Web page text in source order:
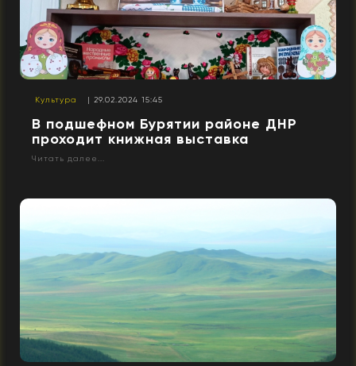
Культура | 29.02.2024 15:45
В подшефном Бурятии районе ДНР
проходит книжная выставка
Читать далее...